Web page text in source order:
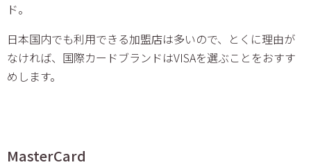
ド。
日本国内でも利用できる加盟店は多いので、とくに理由が
なければ、国際カードブランドはVISAを選ぶことをおすす
めします。
MasterCard